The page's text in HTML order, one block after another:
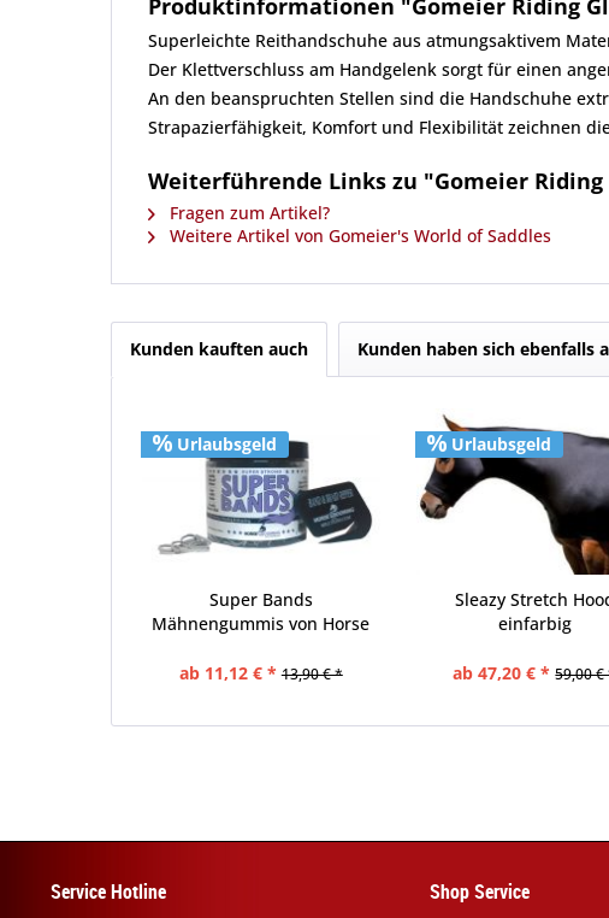
Produktinformationen "Gomeier Riding
Superleichte Reithandschuhe aus atmungsaktivem
Der Klettverschluss am Handgelenk sorgt für einen
An den beanspruchten Stellen sind die Handschuhe
Strapazierfähigkeit, Komfort und Flexibilität zeichnen
Weiterführende Links zu "Gomeier Riding
Fragen zum Artikel?
Weitere Artikel von Gomeier's World of Saddles
Kunden kauften auch Kunden haben sich ebenfalls
Urlaubsgeld
Super Bands
Mähnengummis von Horse
ab 11,12 € * 13,90 € *
Urlaubsgeld
Sleazy Stretch
einfarbig
ab 47,20 € * 59,00
Service Hotline Shop Service